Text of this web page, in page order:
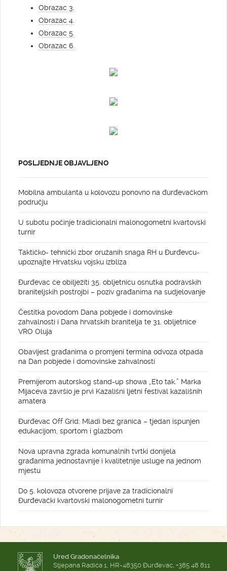
Obrazac 3.
Obrazac 4.
Obrazac 5.
Obrazac 6.
POSLJEDNJE OBJAVLJENO
Mobilna ambulanta u kolovozu ponovno na đurđevačkom
području
U subotu počinje tradicionalni malonogometni kvartovski
turnir
Taktičko- tehnički zbor oružanih snaga RH u Đurđevcu-
upoznajte Hrvatsku vojsku izbliza
Đurđevac će obilježiti 35. obljetnicu osnutka podravskih
braniteljskih postrojbi – poziv građanima na sudjelovanje
Čestitka povodom Dana pobjede i domovinske
zahvalnosti i Dana hrvatskih branitelja te 31. obljetnice
VRO Oluja
Obavijest građanima o promjeni termina odvoza otpada
na Dan pobjede i domovinske zahvalnosti
Premijerom autorskog stand-up showa „Eto tak.” Marka
Mijaceva završio je prvi Kazališni ljetni festival kazališnih
amatera
Đurđevac Off Grid: Mladi bez granica – tjedan ispunjen
edukacijom, sportom i glazbom
Nova upravna zgrada komunalnih tvrtki donijela
građanima jednostavnije i kvalitetnije usluge na jednom
mjestu
Do 5. kolovoza otvorene prijave za tradicionalni
Đurđevački kvartovski malonogometni turnir
Ured Gradonačelnika
Stjepana Radića 1, HR-48350 Đurđevac, +385 48 811